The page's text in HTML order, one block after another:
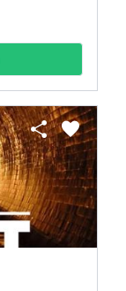
share favorite